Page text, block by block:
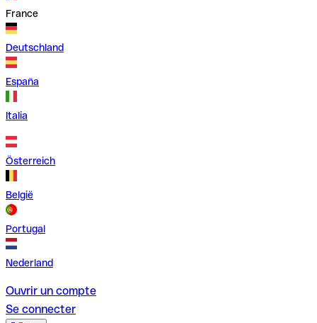
France
Deutschland
España
Italia
Österreich
België
Portugal
Nederland
Ouvrir un compte
Se connecter